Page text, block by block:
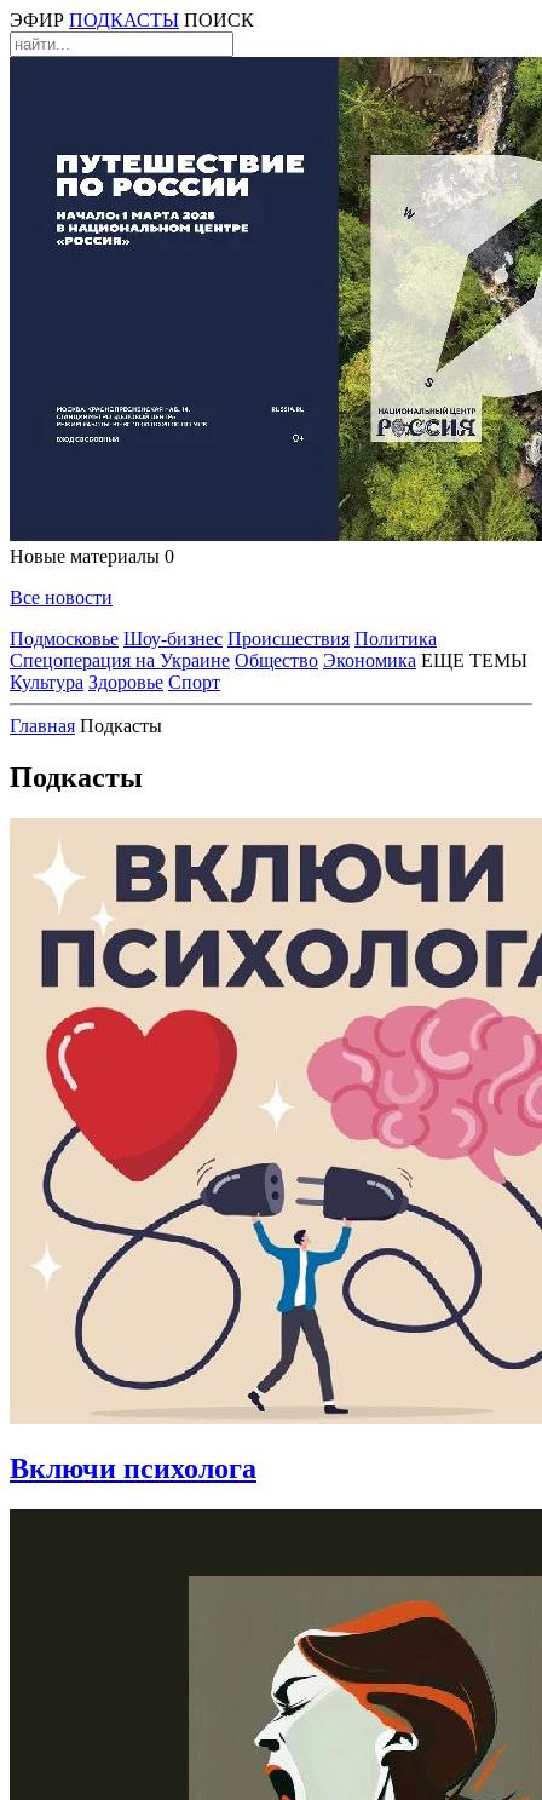
ЭФИР ПОДКАСТЫ ПОИСК
Новые материалы 0
Все новости
Подмосковье Шоу-бизнес Происшествия Политика
Спецоперация на Украине Общество Экономика ЕЩЕ ТЕМЫ
Культура Здоровье Спорт
Главная Подкасты
Подкасты
Включи психолога